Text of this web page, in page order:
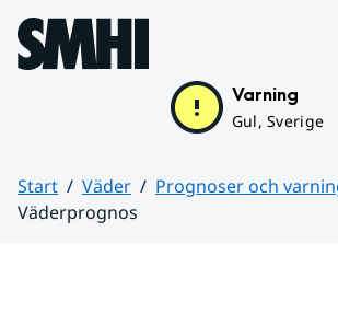
Hoppa till sidans innehåll
Varning
Gul, Sverige
Start Väder
Prognoser och
Väderprognos